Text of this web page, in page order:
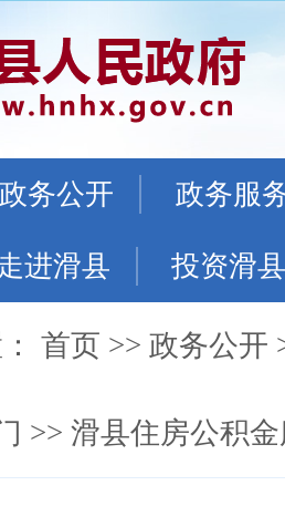
政务公开 政务服
进滑县 投资滑县
首页 >> 政务公开
>> 滑县住房公积